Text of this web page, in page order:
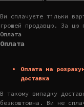
Ви сплачуєте тільки
грошей продавцю. За цю
Оплата
Оплата
Оплата на
доставка
В такому випадку
безкоштовна. Ви не